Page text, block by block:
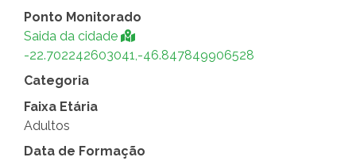
Ponto Monitorado
Saida da cidade
-22.702242603041,-46.847849906528
Categoria
Faixa Etária
Adultos
Data de Formação